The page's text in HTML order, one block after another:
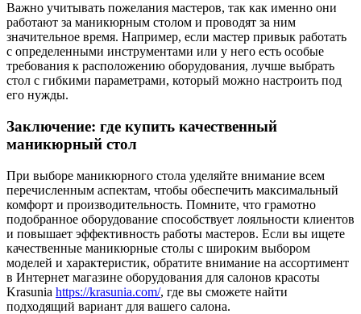
Важно учитывать пожелания мастеров, так как именно они
работают за маникюрным столом и проводят за ним
значительное время. Например, если мастер привык работать
с определенными инструментами или у него есть особые
требования к расположению оборудования, лучше выбрать
стол с гибкими параметрами, который можно настроить под
его нужды.
Заключение: где купить качественный
маникюрный стол
При выборе маникюрного стола уделяйте внимание всем
перечисленным аспектам, чтобы обеспечить максимальный
комфорт и производительность. Помните, что грамотно
подобранное оборудование способствует лояльности клиентов
и повышает эффективность работы мастеров. Если вы ищете
качественные маникюрные столы с широким выбором
моделей и характеристик, обратите внимание на ассортимент
в Интернет магазине оборудования для салонов красоты
Krasunia https://krasunia.com/, где вы сможете найти
подходящий вариант для вашего салона.